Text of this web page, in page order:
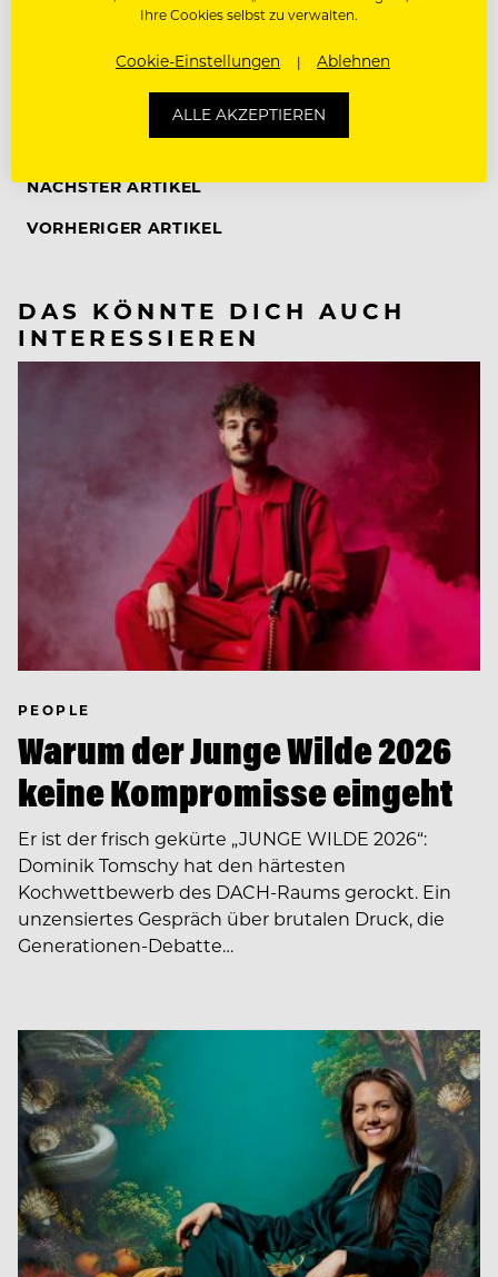
NÄCHSTER ARTIKEL
VORHERIGER ARTIKEL
DAS KÖNNTE DICH AUCH
INTERESSIEREN
PEOPLE
Warum der Junge Wilde 2026
keine Kompromisse eingeht
Er ist der frisch gekürte „JUNGE WILDE 2026“:
Dominik Tomschy hat den härtesten
Kochwettbewerb des DACH-Raums gerockt. Ein
unzensiertes Gespräch über brutalen Druck, die
Generationen-Debatte…
Ihre Cookies selbst zu verwalten.
Cookie-Einstellungen Ablehnen
ALLE AKZEPTIEREN